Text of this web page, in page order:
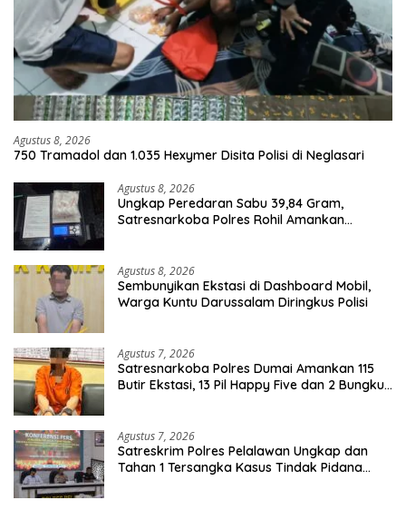
Agustus 8, 2026
750 Tramadol dan 1.035 Hexymer Disita Polisi di Neglasari
Agustus 8, 2026
Ungkap Peredaran Sabu 39,84 Gram,
Satresnarkoba Polres Rohil Amankan
Agustus 8, 2026
Sembunyikan Ekstasi di Dashboard Mobil,
Warga Kuntu Darussalam Diringkus Polisi
Agustus 7, 2026
Satresnarkoba Polres Dumai Amankan 115
Butir Ekstasi, 13 Pil Happy Five dan 2 Bungkus
Agustus 7, 2026
Satreskrim Polres Pelalawan Ungkap dan
Tahan 1 Tersangka Kasus Tindak Pidana